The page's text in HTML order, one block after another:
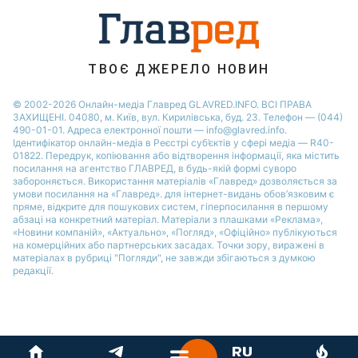
Віталій Козловський
ТВОЄ ДЖЕРЕЛО НОВИН
© 2002-2026 Онлайн-медіа Главред GLAVRED.INFO. ВСІ ПРАВА
ЗАХИЩЕНІ. 04080, м. Київ, вул. Кирилівська, буд. 23. Телефон — (044)
490-01-01. Адреса електронної пошти — info@glavred.info.
Ідентифікатор онлайн-медіа в Реєстрі суб’єктів у сфері медіа — R40-
01822. Передрук, копіювання або відтворення інформації, яка містить
посилання на агентство ГЛАВРЕД, в будь-якій формi суворо
забороняється. Використання матеріалів «Главред» дозволяється за
умови посилання на «Главред». для інтернет-видань обов’язковим є
пряме, відкрите для пошукових систем, гіперпосилання в першому
абзаці на конкретний матеріал. Матеріали з плашками «Реклама»,
«Новини компаній», «Актуально», «Погляд», «Офіційно» публікуються
на комерційних або партнерських засадах. Точки зору, виражені в
матеріалах в рубриці "Погляди", не завжди збігаються з думкою
редакції.